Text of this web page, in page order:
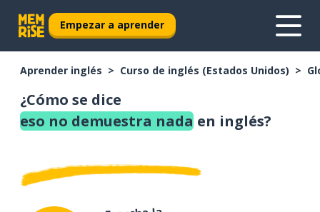
Empezar a aprender
Aprender inglés Curso de inglés (Estados Unidos)
¿Cómo se dice
eso no demuestra nada en inglés?